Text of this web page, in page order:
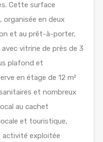
Cette surface
organisée en deux
et au prêt-à-porter,
avec vitrine de près de 3
plafond et
en étage de 12 m²
et nombreux
au cachet
et touristique,
exploitée